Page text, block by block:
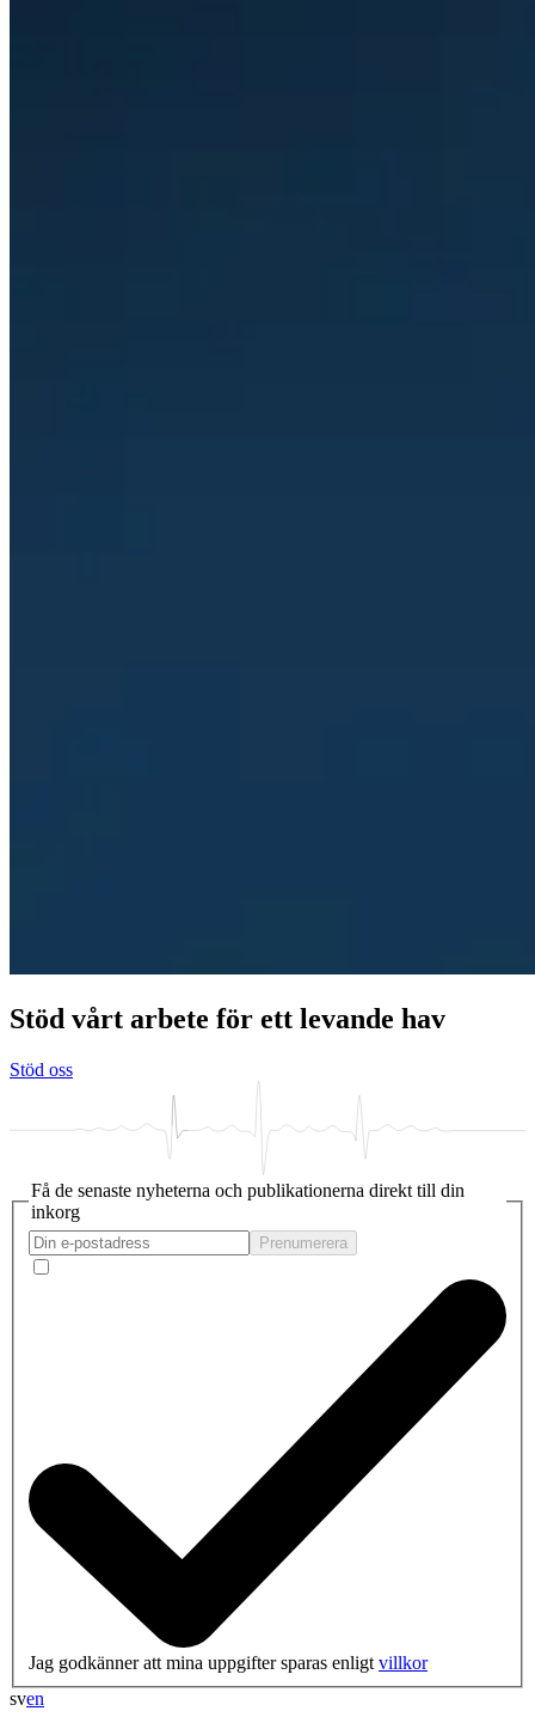
Stöd vårt arbete för ett levande hav
Stöd oss
Få de senaste nyheterna och publikationerna direkt till din
inkorg
Prenumerera
Jag godkänner att mina uppgifter sparas enligt villkor
sven